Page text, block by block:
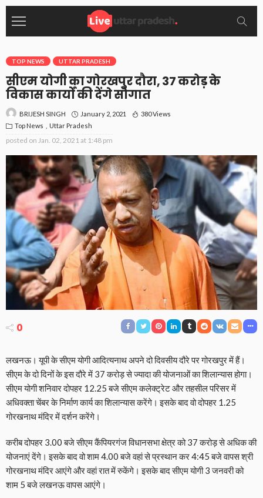
TOP NEWS UTTAR PRADESH
सीएम योगी का गोरखपुर दौरा, 37 करोड़ के
विकास कार्यों की देंगे सौगात
BRIJESH SINGH January 2, 2021
380 Views
Top News
Uttar Pradesh
posted on Jan. 02, 2021 at 1:48 pm
0
लखनऊ। यूपी के सीएम योगी आदित्यनाथ अपने दो दिवसीय दौरे पर गोरखपुर में हैं।
सीएम के दो दिनों के इस दौरे में 37 करोड़ से ज्यादा की योजनाओं का शिलान्यास होगा।
सीएम योगी शनिवार दोपहर 12.25 बजे सीएम कलेक्ट्रेट और तहसील परिसर में
अधिवक्ता चेंबर के निर्माण कार्य का शिलान्यास करेंगे। इसके बाद वो दोपहर 1.25
गोरखनाथ मंदिर में दर्शन करेंगे।
करीब दोपहर 3.00 बजे सीएम कैंपियरगंज विधानसभा क्षेत्र को 37 करोड़ से अधिक की
योजनाएं देंगे। इसके बाद वो शाम 4.00 बजे वहां से प्रस्थान कर 4:45 बजे वापस श्री
गोरखनाथ मंदिर आएंगे और वहां रात में रुकेंगे। इसके बाद सीएम योगी 3 जनवरी को
शाम 5 बजे लखनऊ वापस आएंगे।